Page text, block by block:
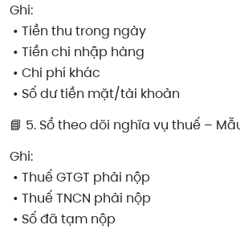
Ghi:
• Tiền thu trong ngày
• Tiền chi nhập hàng
• Chi phí khác
• Số dư tiền mặt/tài khoản
📘 5. Sổ theo dõi nghĩa vụ thuế –
Ghi:
• Thuế GTGT phải nộp
• Thuế TNCN phải nộp
• Số đã tạm nộp